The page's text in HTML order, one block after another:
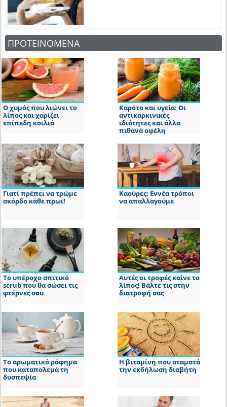
ΠΡΟΤΕΙΝΟΜΕΝΑ
Ο χυμός που λιώνει το
λίπος και χαρίζει
επίπεδη κοιλιά
Καρότο και υγεία: Οι
αντικαρκινικές
ιδιότητες και άλλα
πιθανά οφέλη
Γιατί πρέπει να τρώμε
σκόρδο κάθε πρωί!
Καούρες: Εννέα τρόποι
να απαλλαγούμε
Το υπέροχο σπιτικό
scrub που θα σώσει τις
φτέρνες σου
Αυτές οι τροφές καίνε το
λίπος! Βάλτε τις στην
διατροφή σας
Το αρωματικό ρόφημα
που καταπολεμά τη
δυσπεψία
Η βιταμίνη που σταματά
την εκδήλωση διαβήτη